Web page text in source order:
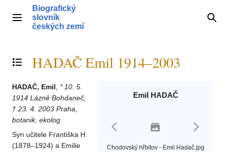
obsahHlavní menu
Biografický
slovník
českých zemí
Přepnout obsah
HADAČ Emil 1914–2003
Emil HADAČ
Chodovský hřbitov - Emil Hadač.jpg
HADAČ, Emil
* 10. 5.
1914 Lázně Bohdaneč,
† 23. 4. 2003 Praha,
botanik, ekolog
Syn učitele Františka H.
(1878–1924) a Emilie